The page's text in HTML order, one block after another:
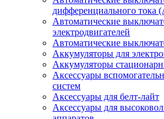
дифференциального тока
Автоматические
электродвигателей
Автоматические
Аккумуляторы для
Аккумуляторы
Аксессуары
систем
Аксессуары для белт-лайт
Аксессуары для